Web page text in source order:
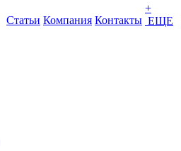
Статьи Компания Контакты
+
ЕЩЕ